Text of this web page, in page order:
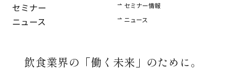
飲食業界の 「働く未来」のために。
セミナー セミナー情報
ニュース ニュース